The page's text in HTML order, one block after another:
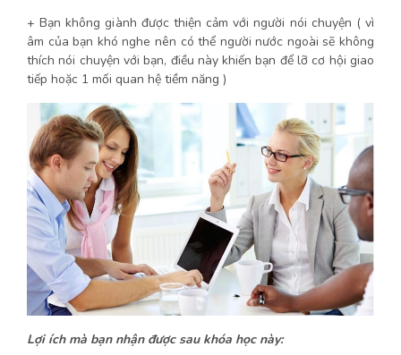
+ Bạn không giành được thiện cảm với người nói chuyện ( vì
âm của bạn khó nghe nên có thể người nước ngoài sẽ không
thích nói chuyện với bạn, điều này khiến bạn để lỡ cơ hội giao
tiếp hoặc 1 mối quan hệ tiềm năng )
Lợi ích mà bạn nhận được sau khóa học này: